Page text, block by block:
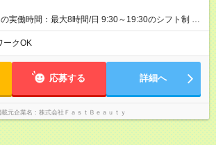
実働時間：最大8時間/日 9:30～19:30のシフト制 週
5時間～OK シフトはご希望を伺いながら相談のうえ
扶養内勤務・ダブルワークOK
ークOK
応募する 詳細へ
載元企業名 株式会社ＦａｓｔＢｅａｕｔｙ